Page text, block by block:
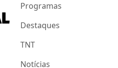
Programas
Destaques
TNT
Notícias